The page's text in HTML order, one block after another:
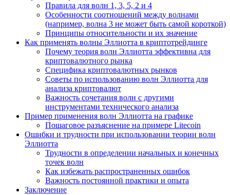
Правила для волн 1, 3, 5, 2 и 4
Особенности соотношений между волнами
(например, волна 3 не может быть самой короткой)
Принципы относительности и их значение
Как применять волны Эллиотта в криптотрейдинге
Почему теория волн Эллиотта эффективна для
криптовалютного рынка
Специфика криптовалютных рынков
Советы по использованию волн Эллиотта для
анализа криптовалют
Важность сочетания волн с другими
инструментами технического анализа
Пример применения волн Эллиотта на графике
Пошаговое разъяснение на примере Litecoin
Ошибки и трудности при использовании теории волн
Эллиотта
Трудности в определении начальных и конечных
точек волн
Как избежать распространенных ошибок
Важность постоянной практики и опыта
Заключение